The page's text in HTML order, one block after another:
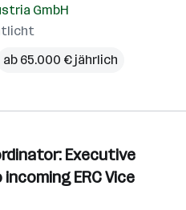
GmbH
ab 65.000 € jährlich
Executive
ERC Vice